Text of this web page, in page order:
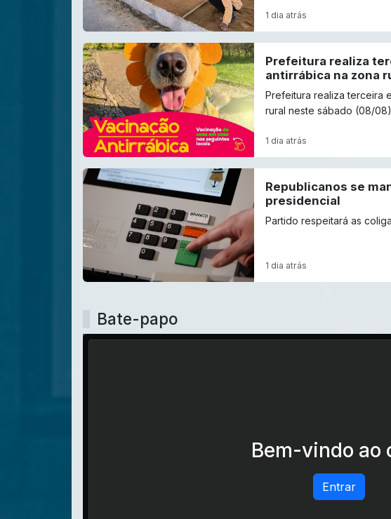
1 dia atrás
Prefeitura realiza
antirrábica na zona
Prefeitura realiza terceira
rural neste sábado (08/08)
1 dia atrás
Republicanos se
presidencial
Partido respeitará as
1 dia atrás
Bate-papo
Bem-vindo ao
Entrar